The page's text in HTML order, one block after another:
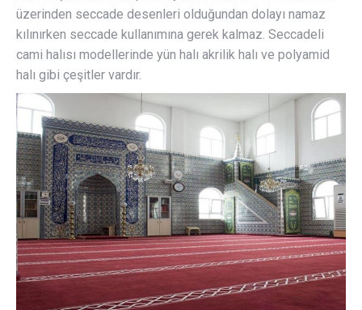
üzerinden seccade desenleri olduğundan dolayı namaz
kılınırken seccade kullanımına gerek kalmaz. Seccadeli
cami halısı modellerinde yün halı akrilik halı ve polyamid
halı gibi çeşitler vardır.